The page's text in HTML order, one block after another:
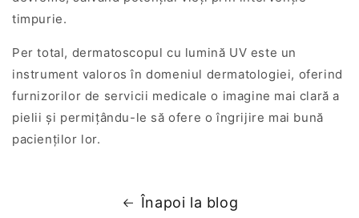
timpurie.
Per total, dermatoscopul cu lumină UV este un
instrument valoros în domeniul dermatologiei, oferind
furnizorilor de servicii medicale o imagine mai clară a
pielii și permițându-le să ofere o îngrijire mai bună
pacienților lor.
Înapoi la blog